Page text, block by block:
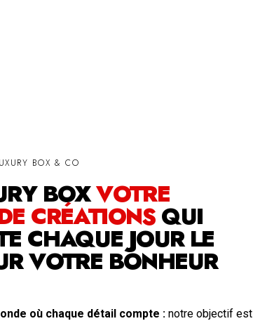
BOX & CO
BOXVOTRE
CRÉATIONSQUI
CHAQUE JOUR LE
VOTRE BONHEUR
où chaque détail compte : notre objectif est